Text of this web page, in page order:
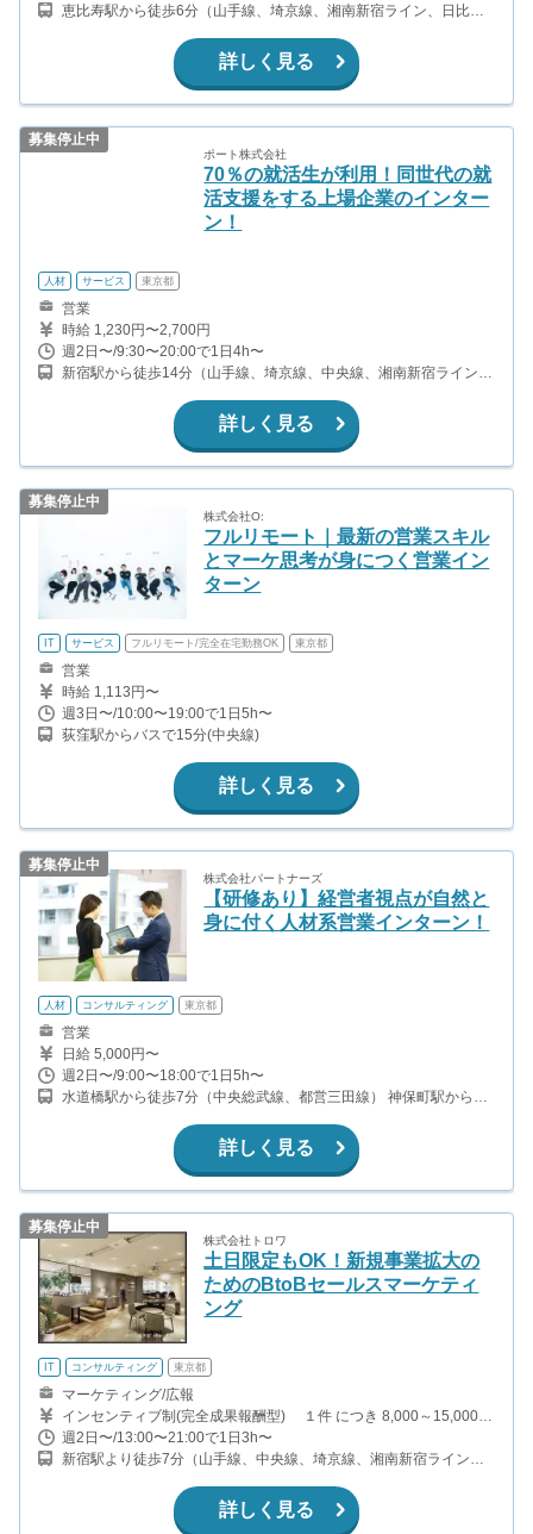
恵比寿駅から徒歩6分（山手線、埼京線、湘南新宿ライン、日比谷
詳しく見る
募集停止中
ポート株式会社
70％の就活生が利用！同世代の就
活支援をする上場企業のインター
ン！
人材 サービス 東京都
営業
時給 1,230円〜2,700円
週2日〜/9:30〜20:00で1日4h〜
新宿駅から徒歩14分（山手線、埼京線、中央線、湘南新宿ライン、
（都営大江戸線） 西武新宿駅から徒歩12分（西武新宿線）
詳しく見る
募集停止中
株式会社O:
フルリモート｜最新の営業スキル
とマーケ思考が身につく営業イン
ターン
IT サービス フルリモート/完全在宅勤務OK 東京都
営業
時給 1,113円〜
週3日〜/10:00〜19:00で1日5h〜
荻窪駅からバスで15分(中央線)
詳しく見る
募集停止中
株式会社パートナーズ
【研修あり】経営者視点が自然と
身に付く人材系営業インターン！
人材 コンサルティング 東京都
営業
日給 5,000円〜
週2日〜/9:00〜18:00で1日5h〜
水道橋駅から徒歩7分（中央総武線、都営三田線） 神保町駅から徒
詳しく見る
募集停止中
株式会社トロワ
土日限定もOK！新規事業拡大の
ためのBtoBセールスマーケティ
ング
IT コンサルティング 東京都
マーケティング/広報
インセンティブ制(完全成果報酬型) １件 につき 8,000～15,000円
※研修中も同額支給 ●その他 達成インセンティブ／ラン
キングインセンティブなど様々な インセンティブがありま
す！ 【周囲とは比較出来ない位の高収入が実現可能！】 月給40万
円以上稼ぐインターン生も在籍中です！ ※稼働時間に応じて交通費
支給あり ※上記のインセンティブは一例です ※一定以上の成果を
上げた場合、学生のうちから別途責任者手当もあり
週2日〜/13:00〜21:00で1日3h〜
新宿駅より徒歩7分（山手線、中央線、埼京線、湘南新宿ライン、
詳しく見る